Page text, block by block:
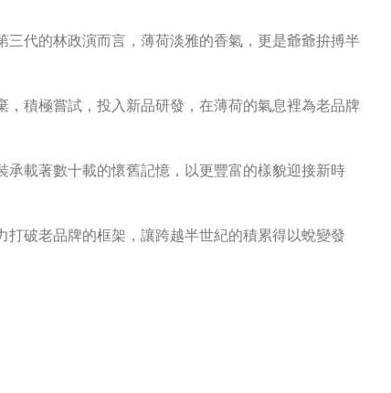
代的林政演而言，薄荷淡雅的香氣，更是爺爺拚搏半
積極嘗試，投入新品研發，在薄荷的氣息裡為老品牌
載著數十載的懷舊記憶，以更豐富的樣貌迎接新時
破老品牌的框架，讓跨越半世紀的積累得以蛻變發